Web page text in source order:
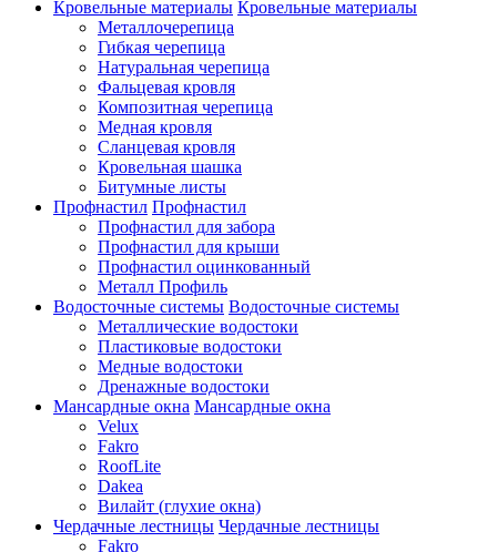
Кровельные материалы Кровельные материалы
Металлочерепица
Гибкая черепица
Натуральная черепица
Фальцевая кровля
Композитная черепица
Медная кровля
Сланцевая кровля
Кровельная шашка
Битумные листы
Профнастил Профнастил
Профнастил для забора
Профнастил для крыши
Профнастил оцинкованный
Металл Профиль
Водосточные системы Водосточные системы
Металлические водостоки
Пластиковые водостоки
Медные водостоки
Дренажные водостоки
Мансардные окна Мансардные окна
Velux
Fakro
RoofLite
Dakea
Вилайт (глухие окна)
Чердачные лестницы Чердачные лестницы
Fakro